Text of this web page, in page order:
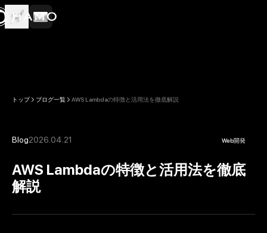
トップ ブログ一覧 AWS Lambdaの特徴と活用法を徹底解説
Blog2026.04.21 Web開発
AWS Lambdaの特徴と活用法を徹底
解説